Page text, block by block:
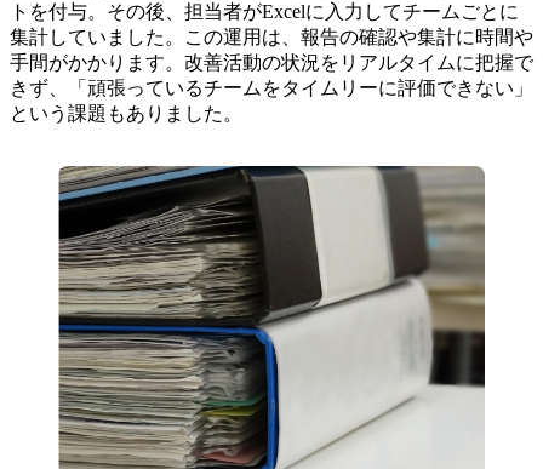
トを付与。その後、担当者がExcelに入力してチームごとに
集計していました。この運用は、報告の確認や集計に時間や
手間がかかります。改善活動の状況をリアルタイムに把握で
きず、「頑張っているチームをタイムリーに評価できない」
という課題もありました。